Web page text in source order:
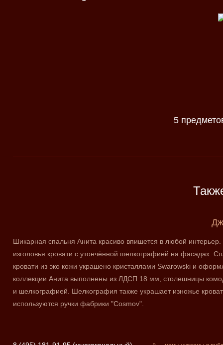
5
Шикарная спальня Анита красиво впишется в любой
изголовья кровати с утончённой шелкографией на фасадах.
кровати из эко кожи украшено кристаллами Swarowski и
коллекции Анита выполнены из ЛДСП 18 мм, столешницы
и шелкографией. Шелкография также украшает изножье
используются ручки фабрики "Cosmov".